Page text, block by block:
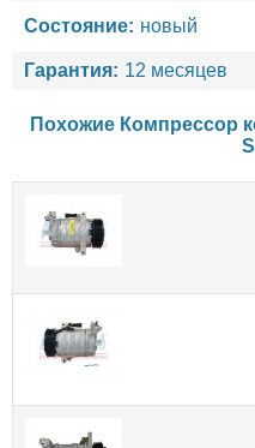
Состояние: новый
Гарантия: 12 месяцев
Похожие Компрессор